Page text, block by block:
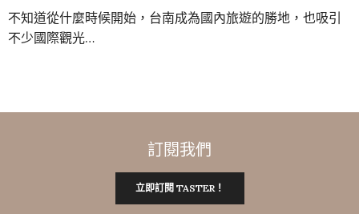
不知道從什麼時候開始，台南成為國內旅遊的勝地，也吸引
不少國際觀光…
訂閱我們
立即訂閱 TASTER！